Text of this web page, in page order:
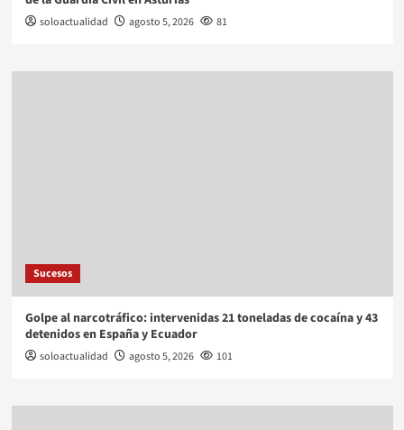
soloactualidad agosto 5, 2026 81
Sucesos
Golpe al narcotráfico: intervenidas 21 toneladas de cocaína y 43
detenidos en España y Ecuador
soloactualidad agosto 5, 2026 101